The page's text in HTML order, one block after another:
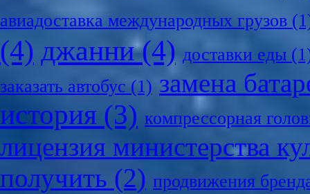
авиадоставка международных грузов
(4) джанни(4) доставки еды
заказать автобус (1) замена
история (3) компрессорная
лицензия министерства
получить (2) продвижения